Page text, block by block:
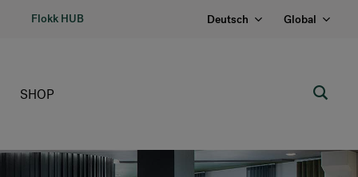
Flokk HUB Deutsch Global
SHOP